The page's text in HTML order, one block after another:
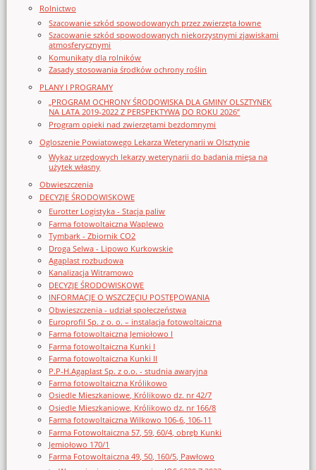
Rolnictwo
Szacowanie szkód spowodowanych przez zwierzęta łowne
Szacowanie szkód spowodowanych niekorzystnymi zjawiskami
atmosferycznymi
Komunikaty dla rolników
Zasady stosowania środków ochrony roślin
PLANY I PROGRAMY
„PROGRAM OCHRONY ŚRODOWISKA DLA GMINY OLSZTYNEK
NA LATA 2019-2022 Z PERSPEKTYWĄ DO ROKU 2026”
Program opieki nad zwierzętami bezdomnymi
Ogloszenie Powiatowego Lekarza Weterynarii w Olsztynie
Wykaz urzędowych lekarzy weterynarii do badania mięsa na
użytek własny
Obwieszczenia
DECYZJE ŚRODOWISKOWE
Eurotter Logistyka - Stacja paliw
Farma fotowoltaiczna Waplewo
Tymbark - Zbiornik CO2
Droga Selwa - Lipowo Kurkowskie
Agaplast rozbudowa
Kanalizacja Witramowo
DECYZJE ŚRODOWISKOWE
INFORMACJE O WSZCZĘCIU POSTĘPOWANIA
Obwieszczenia - udział społeczeństwa
Europrofil Sp. z o. o. – instalacja fotowoltaiczna
Farma fotowoltaiczna Jemiołowo I
Farma fotowoltaiczna Kunki I
Farma fotowoltaiczna Kunki II
P.P-H.Agaplast Sp. z o.o. - studnia awaryjna
Farma fotowoltaiczna Królikowo
Osiedle Mieszkaniowe, Królikowo dz. nr 42/7
Osiedle Mieszkaniowe, Królikowo dz. nr 166/8
Farma fotowoltaiczna Wilkowo 106-6, 106-11
Farma Fotowoltaiczna 57, 59, 60/4, obręb Kunki
Jemiołowo 170/1
Farma Fotowoltaiczna 49, 50, 160/5, Pawłowo